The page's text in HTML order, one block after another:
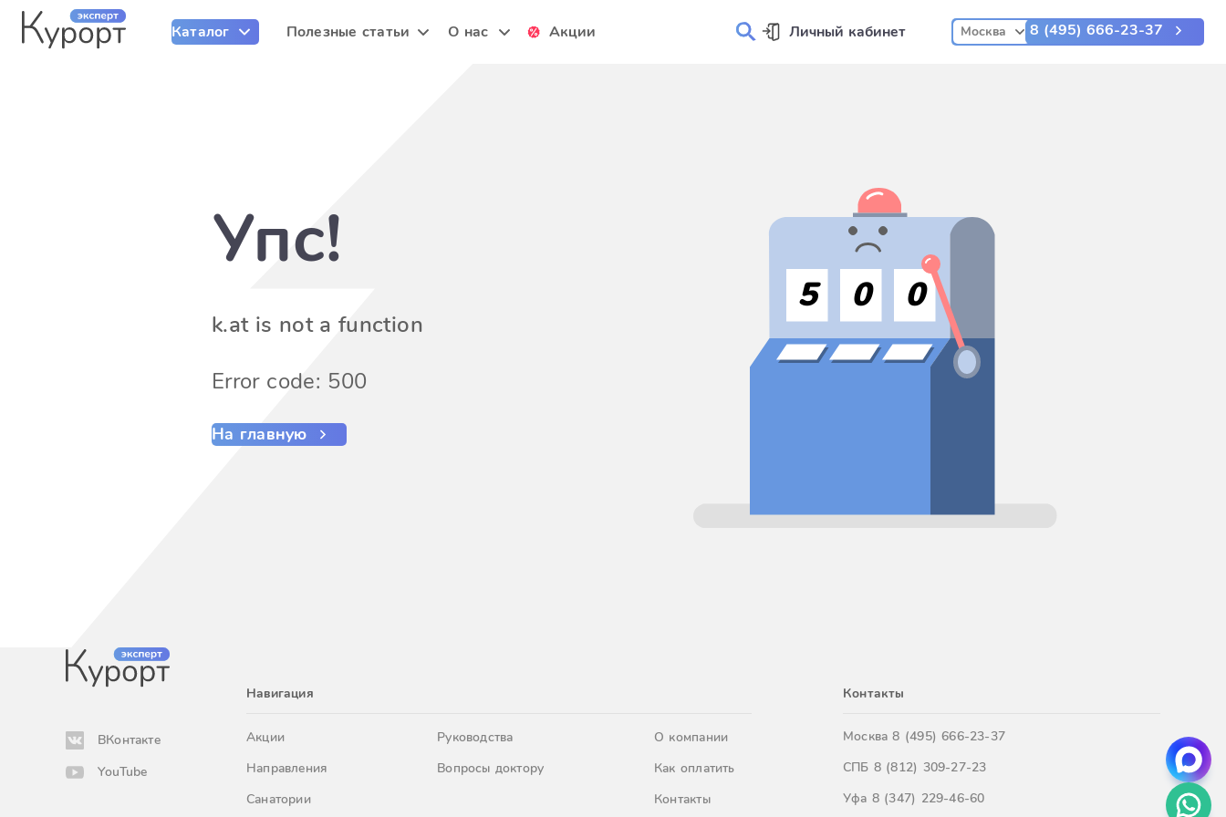
Каталог Полезные статьи О нас Акции Личный кабинет Москва 8 (495) 666-23-37
Упс!
k.at is not a function
Error code: 500
На главную
5 0 0
ВКонтакте
YouTube
Навигация
Акции
Направления
Санатории
Руководства
Вопросы доктору
О компании
Как оплатить
Контакты
Контакты
Москва8 (495) 666-23-37
СПБ 8 (812) 309-27-23
Уфа 8 (347) 229-46-60